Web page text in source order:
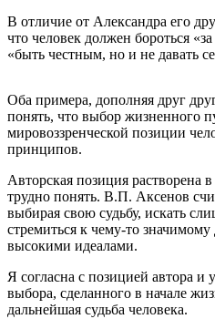
В отличие от Александра его
что человек должен бороться
«быть честным, но и не давать
Оба примера, дополняя друг
понять, что выбор жизненного
мировоззренческой позиции
принципов.
Авторская позиция растворена
трудно понять. В.П. Аксенов
выбирая свою судьбу, искать
стремиться к чему-то
высокими идеалами.
Я согласна с позицией автора и
выбора, сделанного в начале
дальнейшая судьба человека.